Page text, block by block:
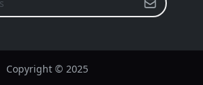
Copyright © 2025